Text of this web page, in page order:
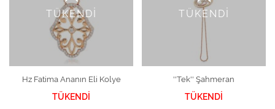
TÜKENDİ
Hz Fatima Ananın Eli Kolye
TÜKENDİ
TÜKENDİ
''Tek'' Şahmeran
TÜKENDİ